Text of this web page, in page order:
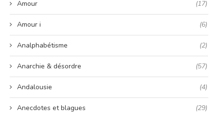
Amour (17)
Amour i (6)
Analphabétisme (2)
Anarchie & désordre (57)
Andalousie (4)
Anecdotes et blagues (29)